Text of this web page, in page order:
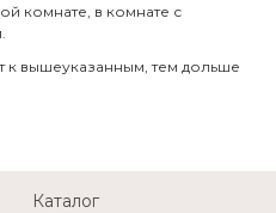
комнате, в комнате с
к вышеуказанным, тем дольше
Каталог